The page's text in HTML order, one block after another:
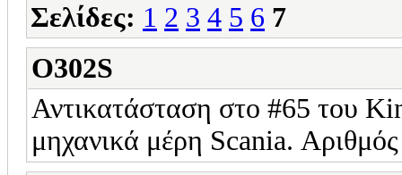
Σελίδες: 1 2 3 4 5 6 7
O302S
Αντικατάσταση στο #65 του
μηχανικά μέρη Scania.